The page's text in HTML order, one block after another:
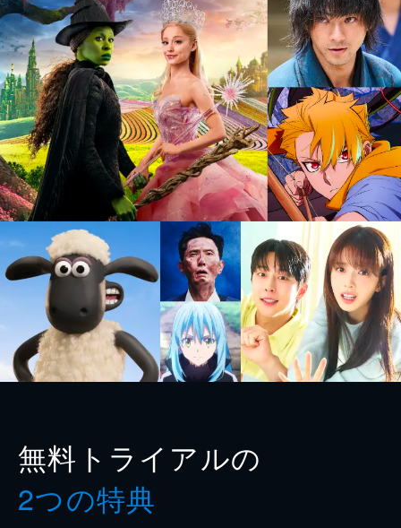
無料トライアルの
2つの特典